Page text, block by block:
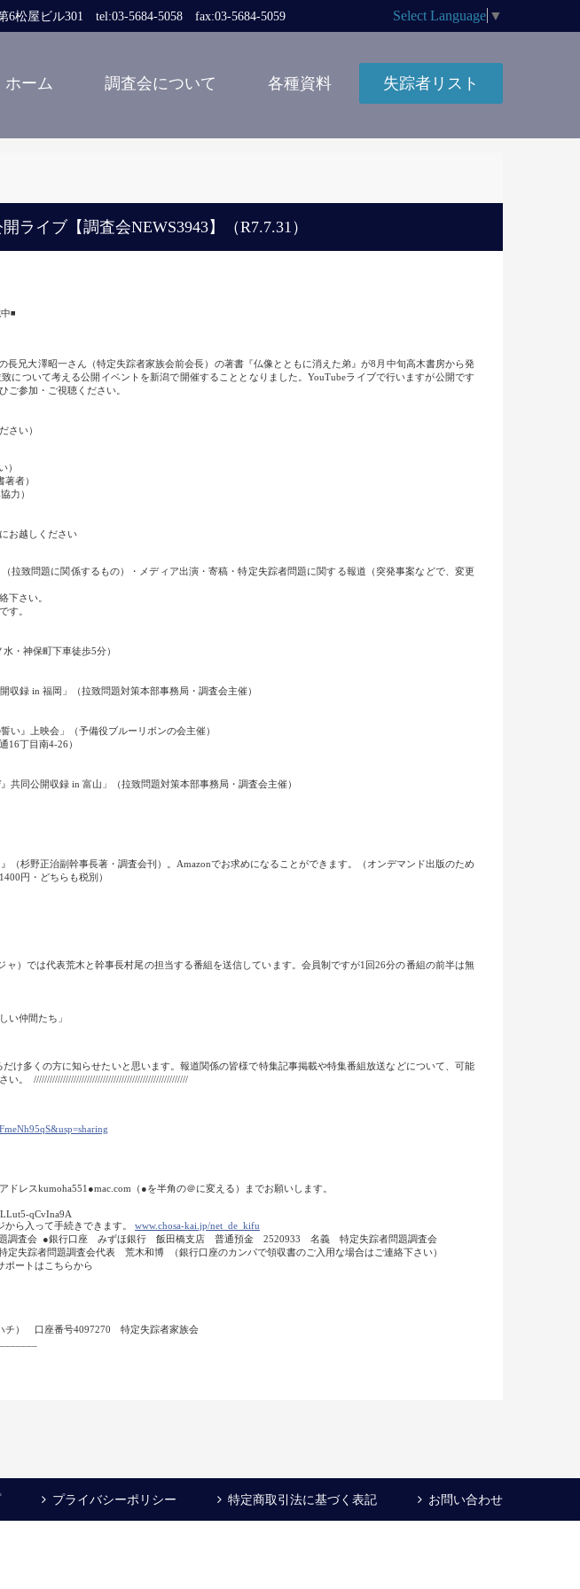
6松屋ビル301 tel:03-5684-5058 fax:03-5684-5059 Select Language ▼
ホーム 調査会について 各種資料 失踪者リスト
ライブ【調査会NEWS3943】（R7.7.31）
◾️
兄大澤昭一さん（特定失踪者家族会前会長）の著書『仏像とともに消えた弟』が8月中旬高木書房から発
について考える公開イベントを新潟で開催することとなりました。YouTubeライブで行いますが公開です
ご参加・ご視聴ください。
い）
）
者）
力）
お越しください
拉致問題に関係するもの）・メディア出演・寄稿・特定失踪者問題に関する報道（突発事案などで、変更
下さい。
す。
・神保町下車徒歩5分）
録 in 福岡」（拉致問題対策本部事務局・調査会主催）
い』上映会」（予備役ブルーリボンの会主催）
16丁目南4-26）
同公開収録 in 富山」（拉致問題対策本部事務局・調査会主催）
杉野正治副幹事長著・調査会刊）。Amazonでお求めになることができます。（オンデマンド出版のため
円・どちらも税別）
）では代表荒木と幹事長村尾の担当する番組を送信しています。会員制ですが1回26分の番組の前半は無
い仲間たち」
け多くの方に知らせたいと思います。報道関係の皆様で特集記事掲載や特集番組放送などについて、可能
い。 //////////////////////////////////////////////////////////
レスkumoha551●mac.com（●を半角の＠に変える）までお願いします。
qCvIna9A
ら入って手続きできます。 www.chosa-kai.jp/net_de_kifu
題調査会 ●銀行口座 みずほ銀行 飯田橋支店 普通預金 2520933 名義 特定失踪者問題調査会
踪者問題調査会代表 荒木和博 （銀行口座のカンパで領収書のご入用な場合はご連絡下さい）
ポートはこちらから
） 口座番号4097270 特定失踪者家族会
プライバシーポリシー 特定商取引法に基づく表記 お問い合わせ